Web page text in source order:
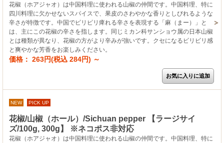
花椒（ホアジャオ）は中国料理に使われる山椒の仲間です。中国料理、特に
四川料理に欠かせないスパイスで、果皮のさわやかな香りとしびれるような
辛さが特徴です。中国でピリピリ痺れる辛さを表現する「麻（まー）」と
は、主にこの花椒の辛さを指します。同じミカン科サンショウ属の日本山椒
とは種類が異なり、花椒の方がより辛みが強いです。クセになるビリビリ感
と爽やかな芳香をお楽しみください。
価格： 263円(税込 284円) ～
NEW PICK UP
花椒/山椒（ホール）/Sichuan pepper 【ラージサイ
ズ/100g, 300g】 ※ネコポス非対応
花椒（ホアジャオ）は中国料理に使われる山椒の仲間です。中国料理、特に